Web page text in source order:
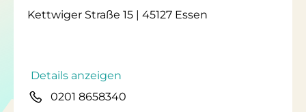
Kettwiger Straße 15 | 45127 Essen
Details anzeigen
0201 8658340